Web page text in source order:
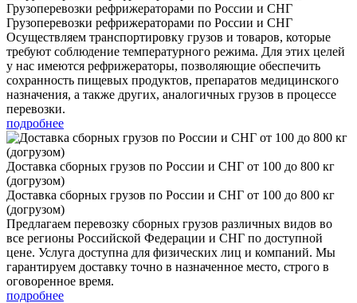
Грузоперевозки рефрижераторами по России и СНГ
Грузоперевозки рефрижераторами по России и СНГ
Осуществляем транспортировку грузов и товаров, которые
требуют соблюдение температурного режима. Для этих целей
у нас имеются рефрижераторы, позволяющие обеспечить
сохранность пищевых продуктов, препаратов медицинского
назначения, а также других, аналогичных грузов в процессе
перевозки.
подробнее
Доставка сборных грузов по России и СНГ от 100 до 800 кг
(догрузом)
Доставка сборных грузов по России и СНГ от 100 до 800 кг
(догрузом)
Предлагаем перевозку сборных грузов различных видов во
все регионы Российской Федерации и СНГ по доступной
цене. Услуга доступна для физических лиц и компаний. Мы
гарантируем доставку точно в назначенное место, строго в
оговоренное время.
подробнее